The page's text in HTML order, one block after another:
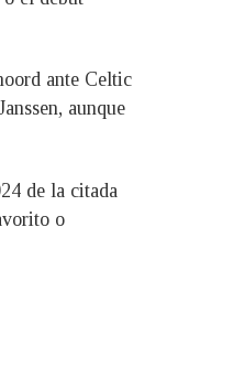
ante Celtic
aunque
de la citada
o